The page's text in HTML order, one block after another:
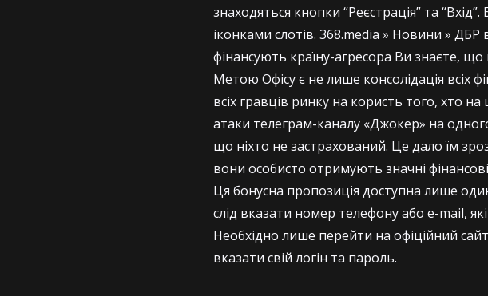
знаходяться кнопки “Реєстрація” та
іконками слотів. 368.media » Новини »
фінансують країну-агресора Ви знаєте, що
Метою Офісу є не лише консолідація всіх
всіх гравців ринку на користь того, хто
атаки телеграм-каналу «Джокер» на
що ніхто не застрахований. Це дало їм
вони особисто отримують значні
Ця бонусна пропозиція доступна лише
слід вказати номер телефону або e-mail,
Необхідно лише перейти на офіційний
вказати свій логін та пароль.